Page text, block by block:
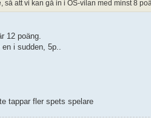
så att vi kan gå in i OS-vilan med minst 8
12 poäng.
i sudden, 5p..
tappar fler spets spelare